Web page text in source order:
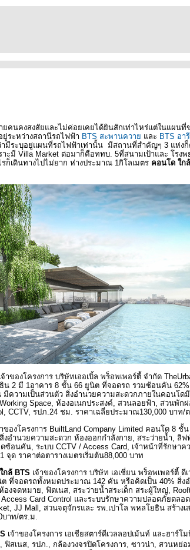
ยคนคงสงสัยและไม่ค่อยเคยได้ยินสักเท่าไหร่แต่ในแผนที่
ระหว่างสถานีรถไฟฟ้า BTS สะพานควา ละ BTS อา
ามีระบุอยู่แผนที่รถไฟฟ้าเท่านั้น มีสถานที่สำคัญๆ 3 ห่งก็
าะมี Villa Market ต่อมาก็คือททบ. 5ที่สนามเป้าและ โรง
ก็เดินทางไปไม่ยาก ห่างประมาณ 1กิโลเมตร คอนโด ใก
จ้าของโครงการ บริษัทเออเบิ้ล พร็อพเพอร์ตี้ จำกัด
น 2 มี 1อาคาร 8 ชั้น 66 ยูนิต ที่จอดรถ รวมซ้อนคัน 62%
มีความเป็นส่วนตัว สิ่งอำนวยความสะดวกภายในคอนโดมี
Working Space, ห้องอเนกประสงค์ สวนลอยฟ้า สวนพัก
CCTV, รปภ.24 ชม. ราคาเฉลี่ยประมาณ130,000 บาท/ต
ของโครงการ BuiltLand Company Limited คอนโด 8 ชั้น
งอำนวยความสะดวก ห้องออกกำลังกา สระว่ายน้ำ ลิฟ
ดซ้อนคัน ระบบ CCTV / Access Card, เจ้าหน้าที่รักษา
จุด ราคาต่อตารางเมตรเริ่มต้น88,000 บาท
กล้ BTS เจ้าของโครงการ บริษัท เอเชี่ยน พร็อพเพอร์ตี้ ดี
ที่จอดรถทั้งหมดประมาณ 142 คัน หรือคิดเป็น 40% สิ่ง
องจดหมา ฟิตเนส สระว่ายน้ำสระเด็ก สระผู้ใหญ่ ,
Card Control ละระบบรักษาความปลอดภัยตลอด
JJ Mall, สวนจตุจักรและ รพ.เปาโล พหลโยธิน สร้าง
บาท/ตร.ม.
เจ้าของโครงการ เอเชียสตาร์ดีเวลลอปเม้นท์ ละฮาร์โม
ฟิสเนส รปภ. กล้องวงจรปิดโครงการ ซาวน่า สวนหย่อ